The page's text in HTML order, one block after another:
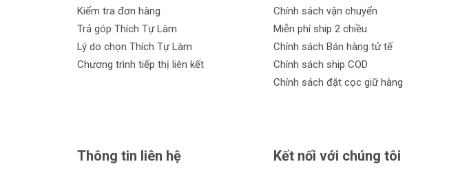
Kiểm tra đơn hàng
Trả góp Thích Tự Làm
Lý do chọn Thích Tự Làm
Chương trình tiếp thị liên kết
Chính sách vận chuyển
Miễn phí ship 2 chiều
Chính sách Bán hàng tử tế
Chính sách ship COD
Chính sách đặt cọc giữ hàng
Thông tin liên hệ Kết nối với chúng tôi